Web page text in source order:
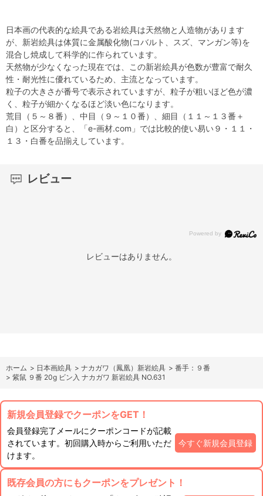
日本画の代表的な絵具である岩絵具は天然物と人造物があります
が、新岩絵具は体質に金属酸化物(コバルト、スズ、マンガン等)を
混合し焼成して科学的に作られています。
天然物が少なくなった現在では、この新岩絵具が色数が豊富で耐久
性・耐光性に優れているため、主流となっています。
粒子の大きさが番号で表示されていますが、粒子が粗いほど色が濃
く、粒子が細かくなるほど淡い色になります。
荒目（５～８番）、中目（９～１０番）、細目（１１～１３番＋
白）と区分すると、「e-画材.com」では比較的使い易い９・１１・
１３・白番を品揃えしています。
レビュー
レビューはありません。
ホーム > 日本画絵具 > ナカガワ（鳳凰）新岩絵具 > 番手：９番
> 紫鼠 ９番 20g ビン入 ナカガワ 新岩絵具 NO.631
新規会員登録でクーポンをGET！
会員登録完了メールにクーポンコードが記載
されています。初回購入時からご利用いただ
けます。
今すぐ新規会員登録
既存会員の方にもクーポンをプレゼント！